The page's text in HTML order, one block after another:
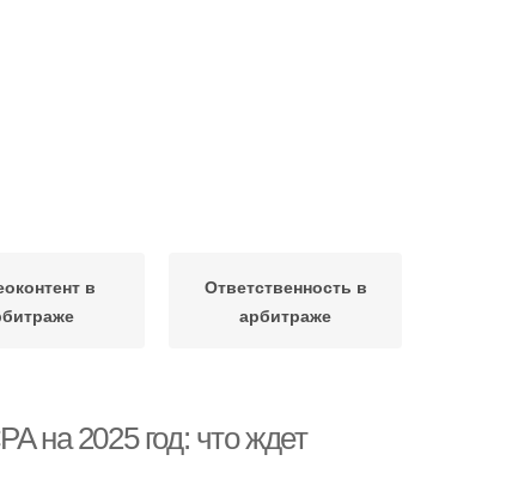
в
Ответственность в
арбитраже
на 2025 год: что ждет